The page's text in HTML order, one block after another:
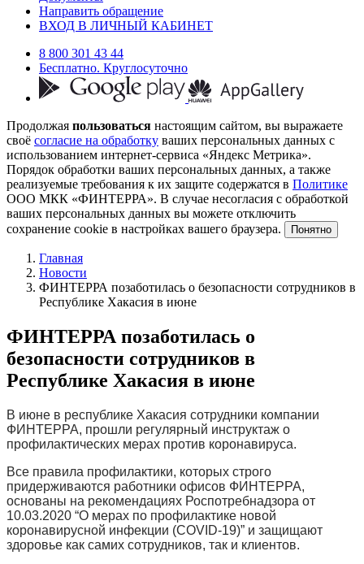
Направить обращение
ВХОД В ЛИЧНЫЙ КАБИНЕТ
8 800 301 43 44
Бесплатно. Круглосуточно
Продолжая пользоваться настоящим сайтом, вы выражаете
своё согласие на обработку ваших персональных данных с
использованием интернет-сервиса «Яндекс Метрика».
Порядок обработки ваших персональных данных, а также
реализуемые требования к их защите содержатся в Политике
ООО МКК «ФИНТЕРРА». В случае несогласия с обработкой
ваших персональных данных вы можете отключить
сохранение cookie в настройках вашего браузера.
Понятно
Главная
Новости
ФИНТЕРРА позаботилась о безопасности сотрудников в
Республике Хакасия в июне
ФИНТЕРРА позаботилась о
безопасности сотрудников в
Республике Хакасия в июне
В июне в республике Хакасия сотрудники компании
ФИНТЕРРА, прошли регулярный инструктаж о
профилактических мерах против коронавируса.
Все правила профилактики, которых строго
придерживаются работники офисов ФИНТЕРРА,
основаны на рекомендациях Роспотребнадзора от
10.03.2020 “О мерах по профилактике новой
коронавирусной инфекции (COVID-19)” и защищают
здоровье как самих сотрудников, так и клиентов.